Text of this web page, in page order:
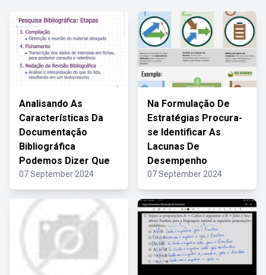
Analisando As
Características Da
Documentação
Bibliográfica
Podemos Dizer Que
07 September 2024
Na Formulação De
Estratégias Procura-
se Identificar As
Lacunas De
Desempenho
07 September 2024